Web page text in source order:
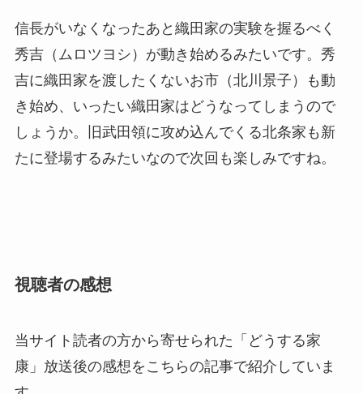
信長がいなくなったあと織田家の実験を握るべく
秀吉（ムロツヨシ）が動き始めるみたいです。秀
吉に織田家を渡したくないお市（北川景子）も動
き始め、いったい織田家はどうなってしまうので
しょうか。旧武田領に攻め込んでくる北条家も新
たに登場するみたいなので次回も楽しみですね。
視聴者の感想
当サイト読者の方から寄せられた「どうする家
康」放送後の感想をこちらの記事で紹介していま